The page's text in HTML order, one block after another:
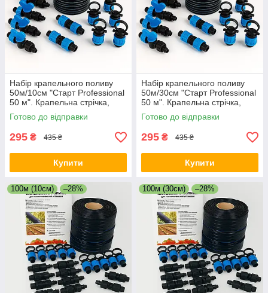
Набір крапельного поливу
50м/10см "Старт Professional
50 м". Крапельна стрічка,
краники, заглушки,
ремонтники.
Готово до відправки
295 ₴ 435 ₴
Купити
Набір крапельного поливу
50м/30см "Старт Professional
50 м". Крапельна стрічка,
краники, заглушки,
ремонтники.
Готово до відправки
295 ₴ 435 ₴
Купити
100м (10см) –28% 100м (30см) –28%